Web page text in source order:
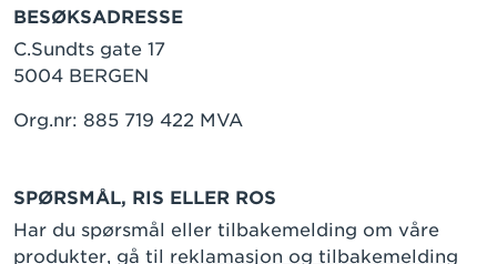
BESØKSADRESSE
C.Sundts gate 17
5004 BERGEN
Org.nr: 885 719 422 MVA
SPØRSMÅL, RIS ELLER ROS
Har du spørsmål eller tilbakemelding om våre
produkter, gå til reklamasjon og tilbakemelding